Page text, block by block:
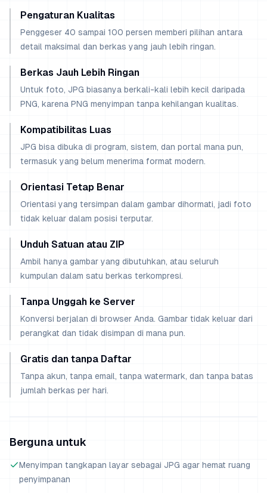
Pengaturan Kualitas
Penggeser 40 sampai 100 persen memberi pilihan antara
detail maksimal dan berkas yang jauh lebih ringan.
Berkas Jauh Lebih Ringan
Untuk foto, JPG biasanya berkali-kali lebih kecil daripada
PNG, karena PNG menyimpan tanpa kehilangan kualitas.
Kompatibilitas Luas
JPG bisa dibuka di program, sistem, dan portal mana pun,
termasuk yang belum menerima format modern.
Orientasi Tetap Benar
Orientasi yang tersimpan dalam gambar dihormati, jadi foto
tidak keluar dalam posisi terputar.
Unduh Satuan atau ZIP
Ambil hanya gambar yang dibutuhkan, atau seluruh
kumpulan dalam satu berkas terkompresi.
Tanpa Unggah ke Server
Konversi berjalan di browser Anda. Gambar tidak keluar dari
perangkat dan tidak disimpan di mana pun.
Gratis dan tanpa Daftar
Tanpa akun, tanpa email, tanpa watermark, dan tanpa batas
jumlah berkas per hari.
Berguna untuk
Menyimpan tangkapan layar sebagai JPG agar hemat ruang
penyimpanan